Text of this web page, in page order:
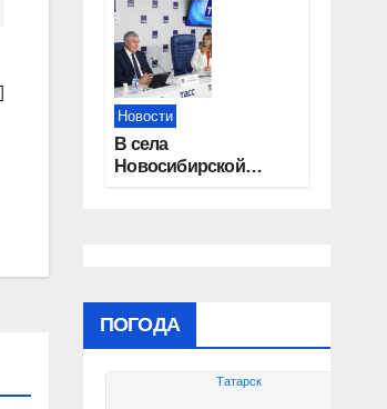
квалификацию
премии «КАРДО»
Новости
В села
Новосибирской
ПОГОДА
Татарск